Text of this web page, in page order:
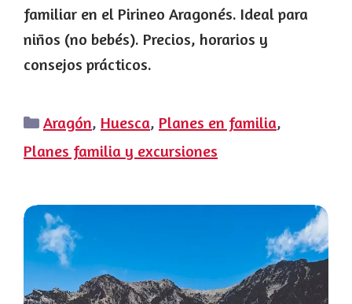
familiar en el Pirineo Aragonés. Ideal para
niños (no bebés). Precios, horarios y
consejos prácticos.
Categorías
Aragón, Huesca, Planes en familia,
Planes familia y excursiones